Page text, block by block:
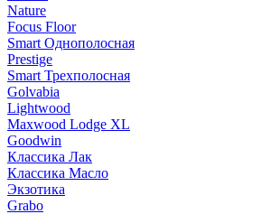
Nature
Focus Floor
Smart Однополосная
Prestige
Smart Трехполосная
Golvabia
Lightwood
Maxwood Lodge XL
Goodwin
Классика Лак
Классика Масло
Экзотика
Grabo